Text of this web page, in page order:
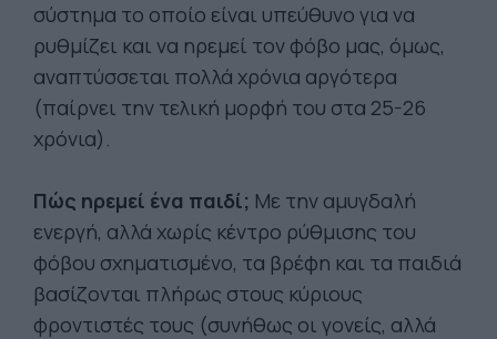
σύστημα το οποίο είναι υπεύθυνο για να
ρυθμίζει και να ηρεμεί τον φόβο μας, όμως,
αναπτύσσεται πολλά χρόνια αργότερα
(παίρνει την τελική μορφή του στα 25-26
χρόνια).
Πώς ηρεμεί ένα παιδί; Με την αμυγδαλή
ενεργή, αλλά χωρίς κέντρο ρύθμισης του
φόβου σχηματισμένο, τα βρέφη και τα παιδιά
βασίζονται πλήρως στους κύριους
φροντιστές τους (συνήθως οι γονείς, αλλά